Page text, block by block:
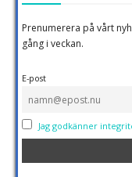
Prenumerera på vårt
gång i veckan.
E-post
Jag godkänner